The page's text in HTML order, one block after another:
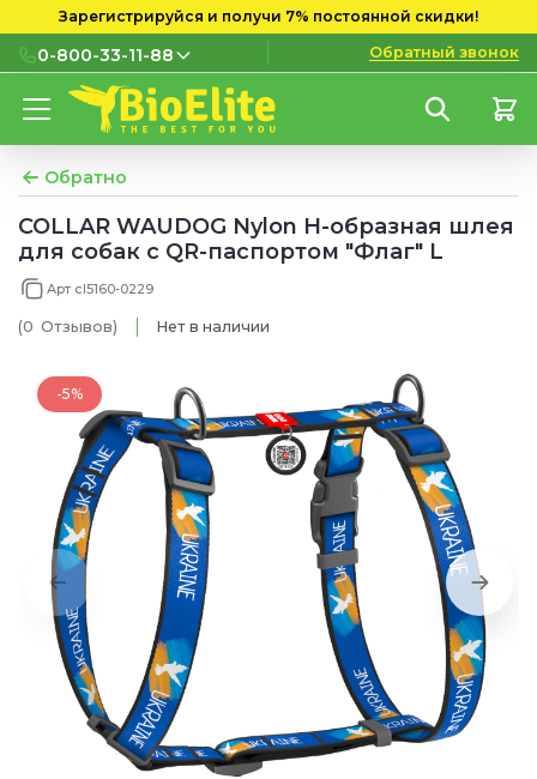
Зарегистрируйся и получи 7% постоянной скидки!
0-800-33-11-88
0-800-33-11-88
мобильных номеров
(097) 133 11 88
(095) 133 11 88
Обратный звонок
Обратно
COLLAR WAUDOG Nylon H-образная шлея
для собак с QR-паспортом "Флаг" L
Арт cl5160-0229
(0 Отзывов) Нет в наличии
-5%